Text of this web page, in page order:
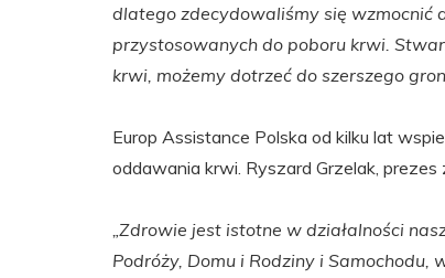
dlatego zdecydowaliśmy się wzmocnić
przystosowanych do poboru krwi.
krwi, możemy dotrzeć do szerszego
Europ Assistance Polska od kilku lat
oddawania krwi. Ryszard Grzelak,
„Zdrowie jest istotne w działalności
Podróży, Domu i Rodziny i Samochodu,